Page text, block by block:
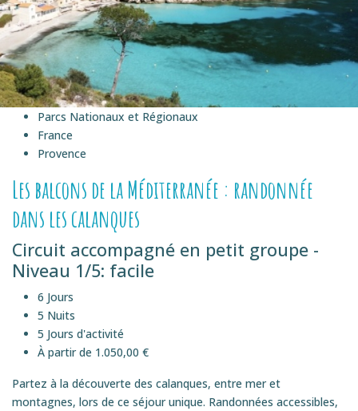
Parcs Nationaux et Régionaux
France
Provence
Les balcons de la Méditerranée : randonnée
dans les calanques
Circuit accompagné en petit groupe -
Niveau 1/5: facile
6 Jours
5 Nuits
5 Jours d'activité
À partir de 1.050,00 €
Partez à la découverte des calanques, entre mer et
montagnes, lors de ce séjour unique. Randonnées accessibles,